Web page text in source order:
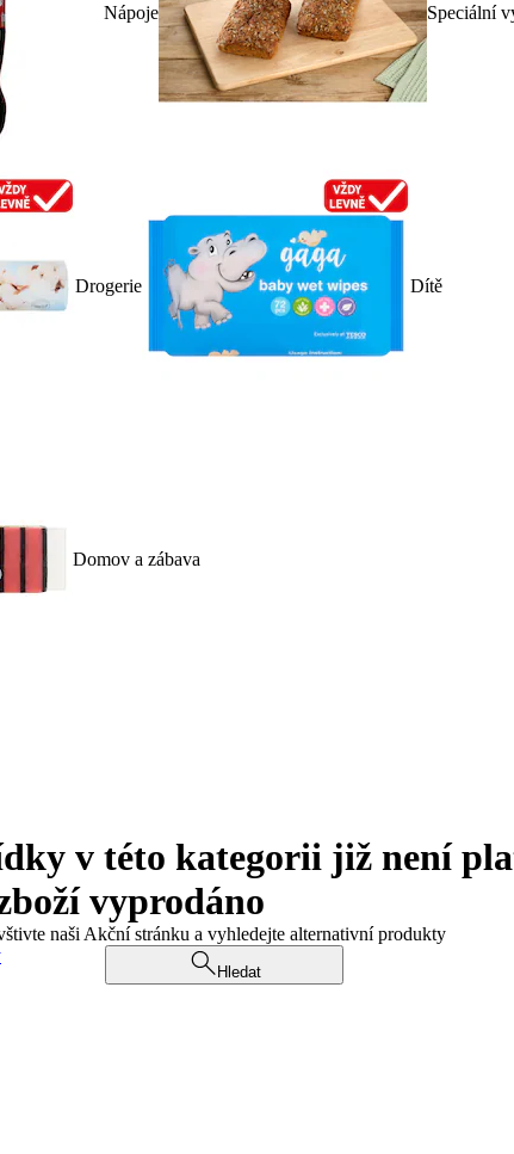
Nápoje Speciální
Drogerie Dítě
Domov a zábava
v této kategorii již není
vyprodáno
naši Akční stránku a vyhledejte alternativní produkty
Hledat